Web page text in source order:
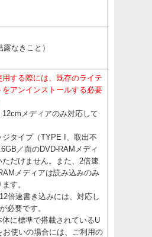
なきこと）
用する際には、既存のライテ
をアンインストールする必要
12cmメディアのみ対応して
ジタイプ（TYPE I、取出不
／面のDVD-RAMメディ
ただけません。また、2倍速
メディアは読み込みのみ
す。
倍速書き込みには、対応し
必要です。
体に標準で搭載されているU
お使いの場合には、ご利用の